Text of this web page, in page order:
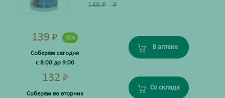
148₽ ₽
139 ₽ -6%
Соберём сегодня
с 8:00 до 9:00
В аптеке
132 ₽
Соберём во вторник
Со склада